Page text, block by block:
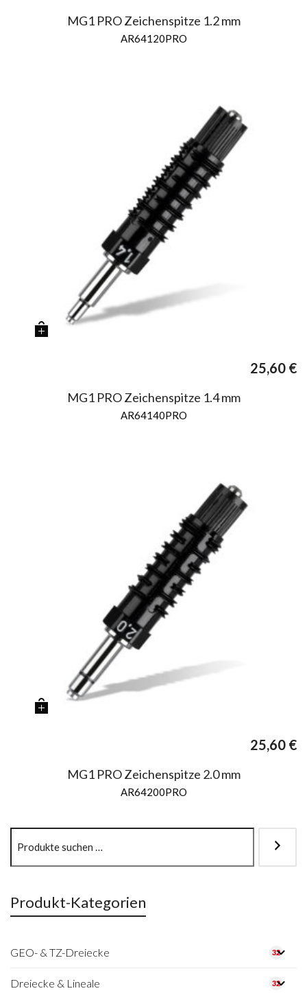
MG1 PRO Zeichenspitze 1.2 mm
AR64120PRO
25,60 €
MG1 PRO Zeichenspitze 1.4 mm
AR64140PRO
25,60 €
MG1 PRO Zeichenspitze 2.0 mm
AR64200PRO
Produkt-Kategorien
GEO- & TZ-Dreiecke 32
Dreiecke & Lineale 32